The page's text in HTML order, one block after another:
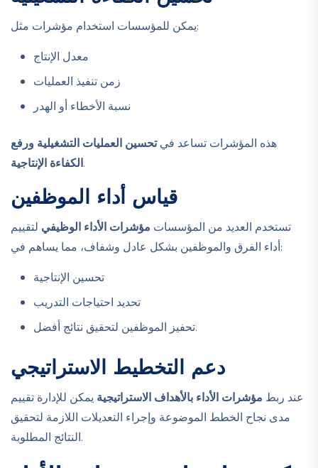
يمكن للمؤسسات استخدام مؤشرات مثل:
معدل الإنتاج
زمن تنفيذ العمليات
نسبة الأخطاء أو الهدر
هذه المؤشرات تساعد فيتحسين العمليات التشغيلية ورفع
الكفاءة الإنتاجية.
قياس أداء الموظفين
تستخدم العديد من المؤسسات مؤشرات الأداء الوظيفي لتقييم
أداء الفرق والموظفين بشكل عادل وشفاف، مما يساهم في:
تحسين الإنتاجية
تحديد احتياجات التدريب
تحفيز الموظفين لتحقيق نتائج أفضل.
دعم التخطيط الاستراتيجي
عند ربط مؤشرات الأداء بالأهداف الاستراتيجيةيمكن للإدارة تقييم
مدى نجاح الخطط الموضوعة وإجراء التعديلات اللازمة لتحقيق
النتائج المطلوبة.